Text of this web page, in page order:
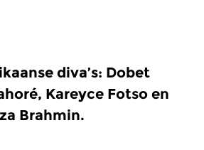
diva’s: Dobet
Kareyce Fotso en
Brahmin.